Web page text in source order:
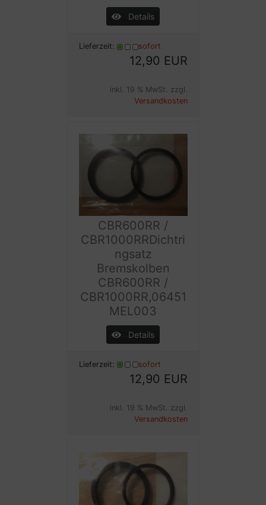
Details
Lieferzeit: sofort
12,90 EUR
inkl. 19 % MwSt. zzgl.
Versandkosten
CBR600RR /
CBR1000RRDichtri
ngsatz
Bremskolben
CBR600RR /
CBR1000RR,06451
MEL003
Details
Lieferzeit: sofort
12,90 EUR
inkl. 19 % MwSt. zzgl.
Versandkosten